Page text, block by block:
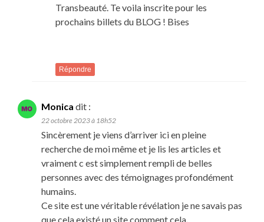
Transbeauté. Te voila inscrite pour les
prochains billets du BLOG ! Bises
Répondre
Monica dit :
22 octobre 2023 à 18h52
Sincèrement je viens d’arriver ici en pleine
recherche de moi même et je lis les articles et
vraiment c est simplement rempli de belles
personnes avec des témoignages profondément
humains.
Ce site est une véritable révélation je ne savais pas
que cela existé un site comment cela.